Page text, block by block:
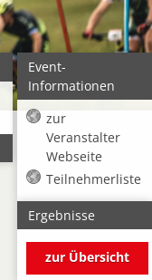
Event-
Informationen
zur
Veranstalter
Webseite
Teilnehmerliste
Ergebnisse
zur Übersicht